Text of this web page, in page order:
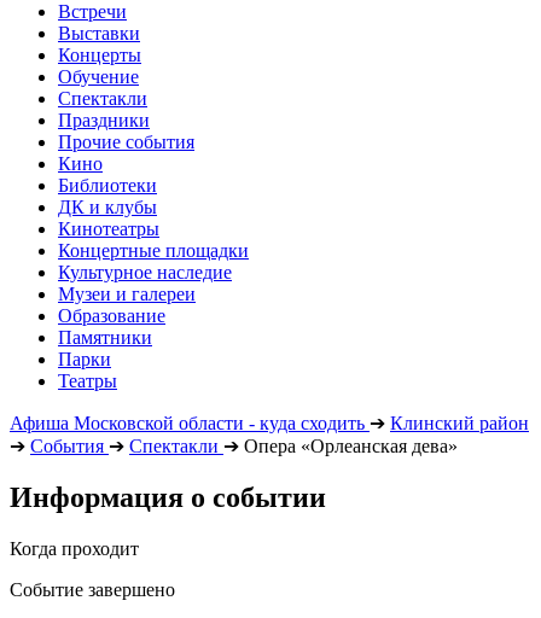
Встречи
Выставки
Концерты
Обучение
Спектакли
Праздники
Прочие события
Кино
Библиотеки
ДК и клубы
Кинотеатры
Концертные площадки
Культурное наследие
Музеи и галереи
Образование
Памятники
Парки
Театры
Афиша Московской области - куда сходить ➔ Клинский район
➔ События ➔ Спектакли ➔ Опера «Орлеанская дева»
Информация о событии
Когда проходит
Событие завершено